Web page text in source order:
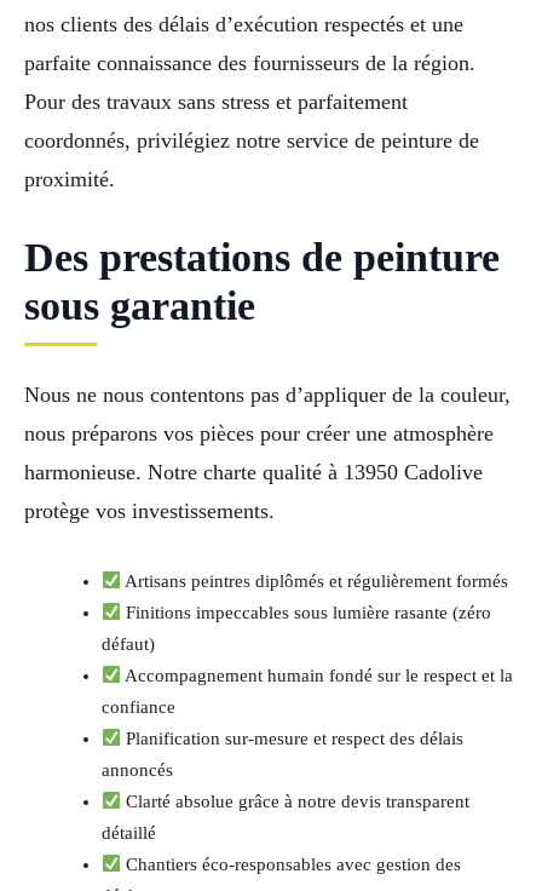
nos clients des délais d’exécution respectés et une
parfaite connaissance des fournisseurs de la région.
Pour des travaux sans stress et parfaitement
coordonnés, privilégiez notre service de peinture de
proximité.
Des prestations de peinture
sous garantie
Nous ne nous contentons pas d’appliquer de la couleur,
nous préparons vos pièces pour créer une atmosphère
harmonieuse. Notre charte qualité à 13950 Cadolive
protège vos investissements.
Artisans peintres diplômés et régulièrement formés
Finitions impeccables sous lumière rasante (zéro
défaut)
Accompagnement humain fondé sur le respect et la
confiance
Planification sur-mesure et respect des délais
annoncés
Clarté absolue grâce à notre devis transparent
détaillé
Chantiers éco-responsables avec gestion des